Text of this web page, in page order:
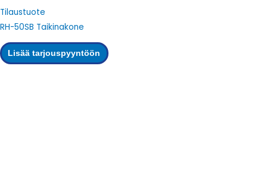
Tilaustuote
RH-50SB Taikinakone
Lisää tarjouspyyntöön